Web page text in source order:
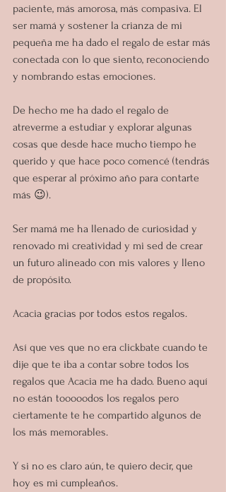
paciente, más amorosa, más compasiva. El
ser mamá y sostener la crianza de mi
pequeña me ha dado el regalo de estar más
conectada con lo que siento, reconociendo
y nombrando estas emociones.
De hecho me ha dado el regalo de
atreverme a estudiar y explorar algunas
cosas que desde hace mucho tiempo he
querido y que hace poco comencé (tendrás
que esperar al próximo año para contarte
más 😉).
Ser mamá me ha llenado de curiosidad y
renovado mi creatividad y mi sed de crear
un futuro alineado con mis valores y lleno
de propósito.
Acacia gracias por todos estos regalos.
Así que ves que no era clickbate cuando te
dije que te iba a contar sobre todos los
regalos que Acacia me ha dado. Bueno aquí
no están tooooodos los regalos pero
ciertamente te he compartido algunos de
los más memorables.
Y si no es claro aún, te quiero decir, que
hoy es mi cumpleaños.